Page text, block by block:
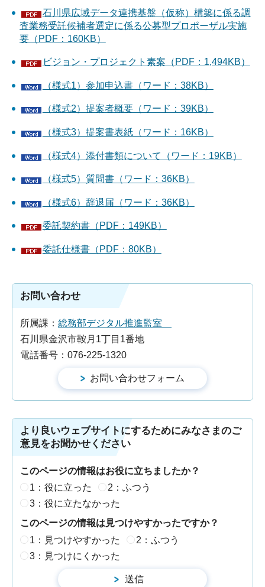
石川県広域データ連携基盤（仮称）構築に係る調
査業務受託候補者選定に係る公募型プロポーザル実施
要（PDF：160KB）
ビジョン・プロジェクト素案（PDF：1,494KB）
（様式1）参加申込書（ワード：38KB）
（様式2）提案者概要（ワード：39KB）
（様式3）提案書表紙（ワード：16KB）
（様式4）添付書類について（ワード：19KB）
（様式5）質問書（ワード：36KB）
（様式6）辞退届（ワード：36KB）
委託契約書（PDF：149KB）
委託仕様書（PDF：80KB）
お問い合わせ
所属課： 総務部デジタル推進監室
石川県金沢市鞍月1丁目1番地
電話番号：076-225-1320
より良いウェブサイトにするためにみなさまのご
意見をお聞かせください
このページの情報はお役に立ちましたか？
1：役に立った
2：ふつう
3：役に立たなかった
このページの情報は見つけやすかったですか？
1：見つけやすかった
2：ふつう
3：見つけにくかった